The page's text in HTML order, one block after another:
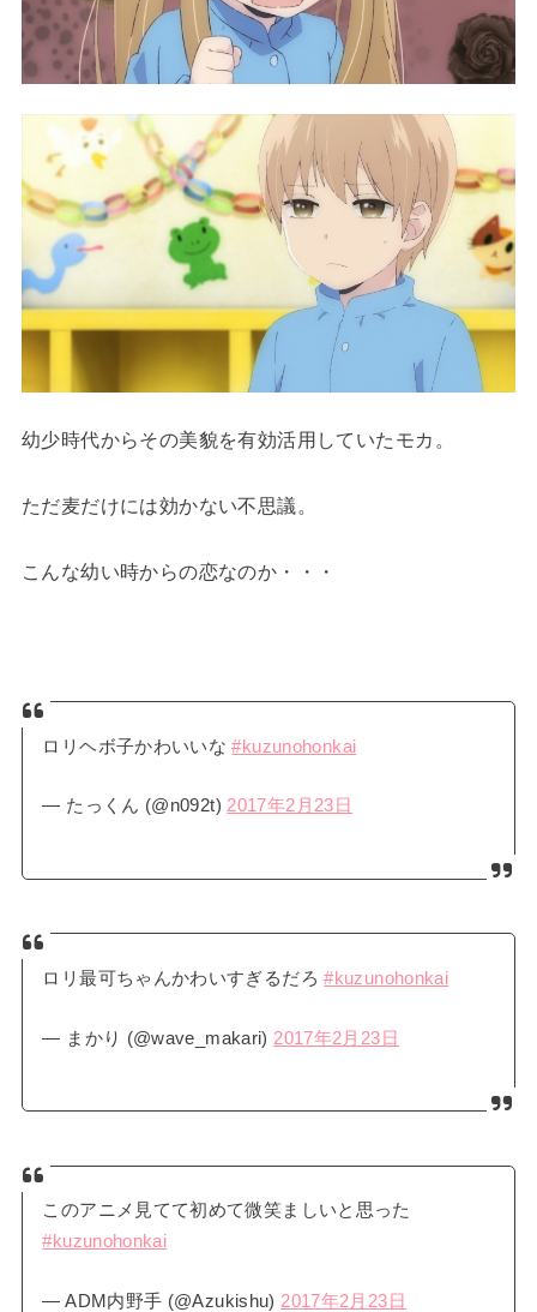
幼少時代からその美貌を有効活用していたモカ。
ただ麦だけには効かない不思議。
こんな幼い時からの恋なのか・・・
ロリヘボ子かわいいな#kuzunohonkai
— たっくん (@n092t)2017年2月23日
ロリ最可ちゃんかわいすぎるだろ#kuzunohonkai
— まかり (@wave_makari) 2017年2月23日
このアニメ見てて初めて微笑ましいと思った
#kuzunohonkai
— ADM内野手 (@Azukishu) 2017年2月23日